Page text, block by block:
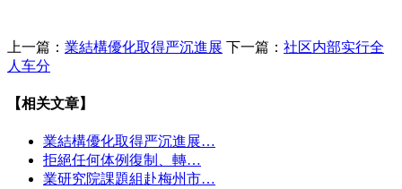
上一篇： 業結構優化取得严沉進展 下一篇： 社区内部实行全
人车分
【相关文章】
業結構優化取得严沉進展…
拒絕任何体例復制、轉…
業研究院課題組赴梅州市…